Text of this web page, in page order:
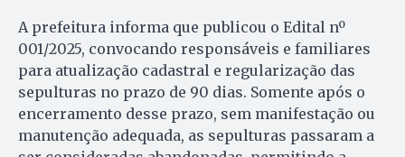
A prefeitura informa que publicou o Edital nº
001/2025, convocando responsáveis e familiares
para atualização cadastral e regularização das
sepulturas no prazo de 90 dias. Somente após o
encerramento desse prazo, sem manifestação ou
manutenção adequada, as sepulturas passaram a